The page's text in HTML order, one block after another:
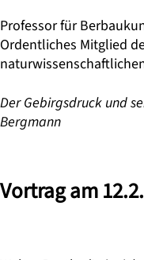
Professor für
Ordentliches Mitglied
Der Gebirgsdruck und
Bergmann
Vortrag am